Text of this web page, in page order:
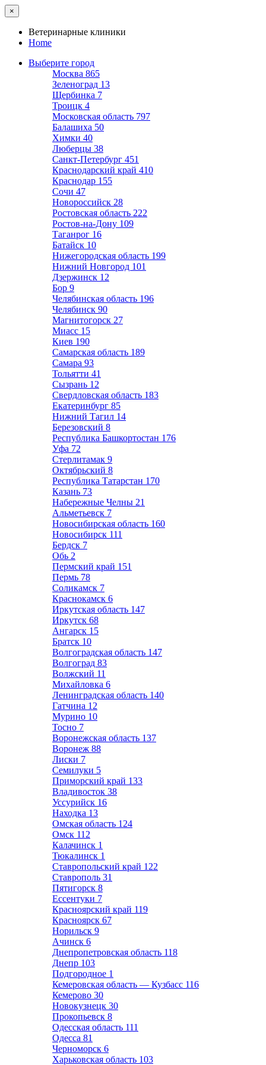
×
Ветеринарные клиники
Home
Выберите город
Москва 865
Зеленоград 13
Щербинка 7
Троицк 4
Московская область 797
Балашиха 50
Химки 40
Люберцы 38
Санкт-Петербург 451
Краснодарский край 410
Краснодар 155
Сочи 47
Новороссийск 28
Ростовская область 222
Ростов-на-Дону 109
Таганрог 16
Батайск 10
Нижегородская область 199
Нижний Новгород 101
Дзержинск 12
Бор 9
Челябинская область 196
Челябинск 90
Магнитогорск 27
Миасс 15
Киев 190
Самарская область 189
Самара 93
Тольятти 41
Сызрань 12
Свердловская область 183
Екатеринбург 85
Нижний Тагил 14
Березовский 8
Республика Башкортостан 176
Уфа 72
Стерлитамак 9
Октябрьский 8
Республика Татарстан 170
Казань 73
Набережные Челны 21
Альметьевск 7
Новосибирская область 160
Новосибирск 111
Бердск 7
Обь 2
Пермский край 151
Пермь 78
Соликамск 7
Краснокамск 6
Иркутская область 147
Иркутск 68
Ангарск 15
Братск 10
Волгоградская область 147
Волгоград 83
Волжский 11
Михайловка 6
Ленинградская область 140
Гатчина 12
Мурино 10
Тосно 7
Воронежская область 137
Воронеж 88
Лиски 7
Семилуки 5
Приморский край 133
Владивосток 38
Уссурийск 16
Находка 13
Омская область 124
Омск 112
Калачинск 1
Тюкалинск 1
Ставропольский край 122
Ставрополь 31
Пятигорск 8
Ессентуки 7
Красноярский край 119
Красноярск 67
Норильск 9
Ачинск 6
Днепропетровская область 118
Днепр 103
Подгородное 1
Кемеровская область — Кузбасс 116
Кемерово 30
Новокузнецк 30
Прокопьевск 8
Одесская область 111
Одесса 81
Черноморск 6
Харьковская область 103